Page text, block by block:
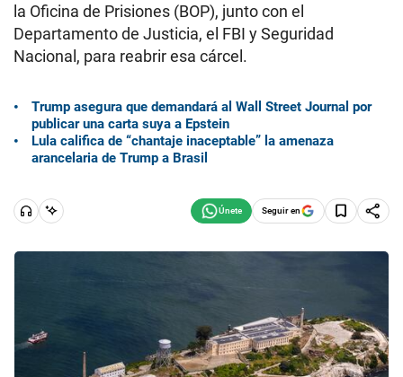
la Oficina de Prisiones (BOP), junto con el
Departamento de Justicia, el FBI y Seguridad
Nacional, para reabrir esa cárcel.
Trump asegura que demandará al Wall Street Journal por
publicar una carta suya a Epstein
Lula califica de “chantaje inaceptable” la amenaza
arancelaria de Trump a Brasil
Seguir en